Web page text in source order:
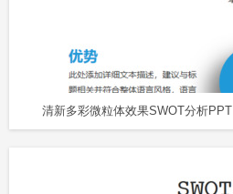
清新多彩微粒体效果SWOT分析PPT